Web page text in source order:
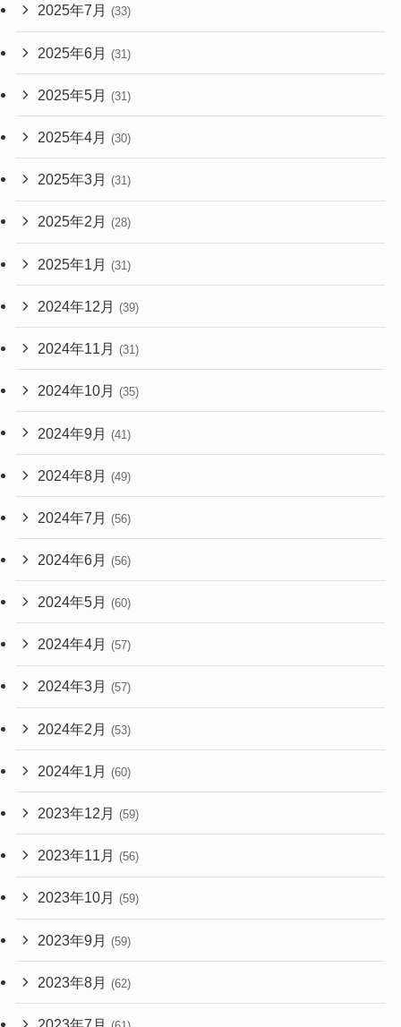
2025年7月 (33)
2025年6月 (31)
2025年5月 (31)
2025年4月 (30)
2025年3月 (31)
2025年2月 (28)
2025年1月 (31)
2024年12月 (39)
2024年11月 (31)
2024年10月 (35)
2024年9月 (41)
2024年8月 (49)
2024年7月 (56)
2024年6月 (56)
2024年5月 (60)
2024年4月 (57)
2024年3月 (57)
2024年2月 (53)
2024年1月 (60)
2023年12月 (59)
2023年11月 (56)
2023年10月 (59)
2023年9月 (59)
2023年8月 (62)